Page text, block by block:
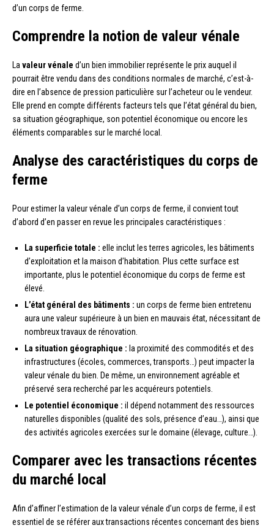
d’un corps de ferme.
Comprendre la notion de valeur vénale
La valeur vénale d’un bien immobilier représente le prix auquel il
pourrait être vendu dans des conditions normales de marché, c’est-à-
dire en l’absence de pression particulière sur l’acheteur ou le vendeur.
Elle prend en compte différents facteurs tels que l’état général du bien,
sa situation géographique, son potentiel économique ou encore les
éléments comparables sur le marché local.
Analyse des caractéristiques du corps de
ferme
Pour estimer la valeur vénale d’un corps de ferme, il convient tout
d’abord d’en passer en revue les principales caractéristiques :
La superficie totale : elle inclut les terres agricoles, les bâtiments
d’exploitation et la maison d’habitation. Plus cette surface est
importante, plus le potentiel économique du corps de ferme est
élevé.
L’état général des bâtiments : un corps de ferme bien entretenu
aura une valeur supérieure à un bien en mauvais état, nécessitant de
nombreux travaux de rénovation.
La situation géographique : la proximité des commodités et des
infrastructures (écoles, commerces, transports…) peut impacter la
valeur vénale du bien. De même, un environnement agréable et
préservé sera recherché par les acquéreurs potentiels.
Le potentiel économique : il dépend notamment des ressources
naturelles disponibles (qualité des sols, présence d’eau…), ainsi que
des activités agricoles exercées sur le domaine (élevage, culture…).
Comparer avec les transactions récentes
du marché local
Afin d’affiner l’estimation de la valeur vénale d’un corps de ferme, il est
essentiel de se référer aux transactions récentes concernant des biens